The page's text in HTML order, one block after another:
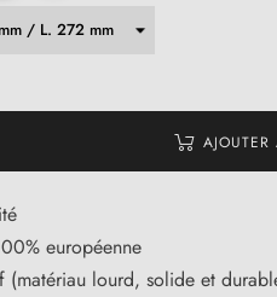
européenne
(matériau lourd, solide et